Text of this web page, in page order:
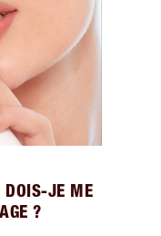
DOIS-JE ME
?